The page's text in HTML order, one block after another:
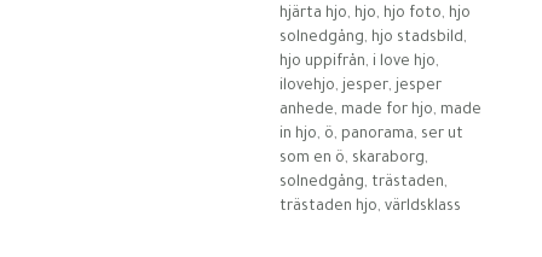
hjärta hjo, hjo, hjo foto, hjo
solnedgång, hjo stadsbild,
hjo uppifrån, i love hjo,
ilovehjo, jesper, jesper
anhede, made for hjo, made
in hjo, ö, panorama, ser ut
som en ö, skaraborg,
solnedgång, trästaden,
trästaden hjo,världsklass